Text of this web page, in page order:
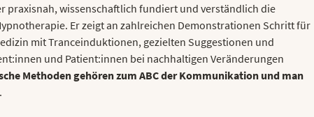
praxisnah, wissenschaftlich fundiert und verständlich die
Er zeigt an zahlreichen Demonstrationen Schritt für
mit Tranceinduktionen, gezielten Suggestionen und
und Patient:innen bei nachhaltigen Veränderungen
Methoden gehören zum ABC der Kommunikation und man